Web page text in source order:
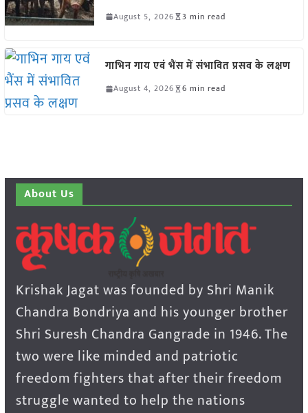
August 5, 2026 3 min read
गाभिन गाय एवं भैंस में संभावित प्रसव के लक्षण
August 4, 2026 6 min read
About Us
Krishak Jagat was founded by Shri Manik
Chandra Bondriya and his younger brother
Shri Suresh Chandra Gangrade in 1946. The
two were like minded and patriotic
freedom fighters that after their freedom
struggle wanted to help the nations